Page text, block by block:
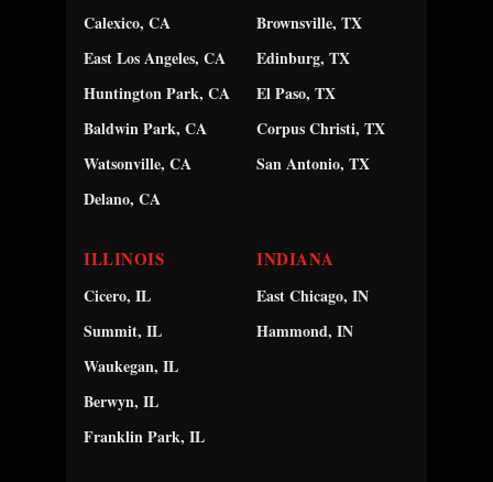
Calexico, CA
East Los Angeles, CA
Huntington Park, CA
Baldwin Park, CA
Watsonville, CA
Delano, CA
Brownsville, TX
Edinburg, TX
El Paso, TX
Corpus Christi, TX
San Antonio, TX
ILLINOIS
Cicero, IL
Summit, IL
Waukegan, IL
Berwyn, IL
Franklin Park, IL
INDIANA
East Chicago, IN
Hammond, IN